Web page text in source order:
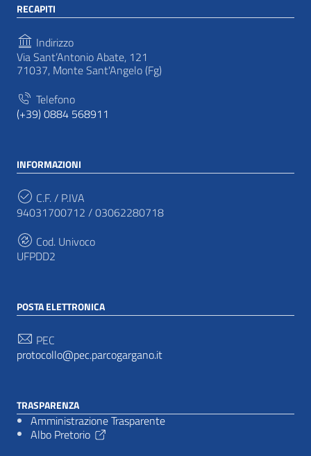
RECAPITI
Indirizzo
Via Sant’Antonio Abate, 121
71037, Monte Sant'Angelo (Fg)
Telefono
(+39) 0884 568911
INFORMAZIONI
C.F. / P.IVA
94031700712 / 03062280718
Cod. Univoco
UFPDD2
POSTA ELETTRONICA
PEC
protocollo@pec.parcogargano.it
TRASPARENZA
Amministrazione Trasparente
Albo Pretorio